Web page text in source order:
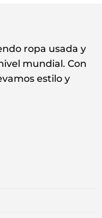
ropa usada y
mundial. Con
estilo y